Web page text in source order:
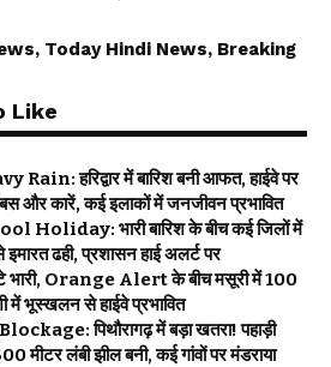
Today Hindi News, Breaking
Like
हरिद्वार में बारिश बनी आफत, हाईवे पर
और कारें, कई इलाकों में जनजीवन प्रभावित
भारी बारिश के बीच कई जिलों में
ढही, प्रशासन हाई अलर्ट पर
भारी, Orange Alert के बीच मसूरी में 100
में भूस्खलन से हाईवे प्रभावित
पिथौरागढ़ में बड़ा खतरा! पहाड़ी
मीटर लंबी झील बनी, कई गांवों पर मंडराया